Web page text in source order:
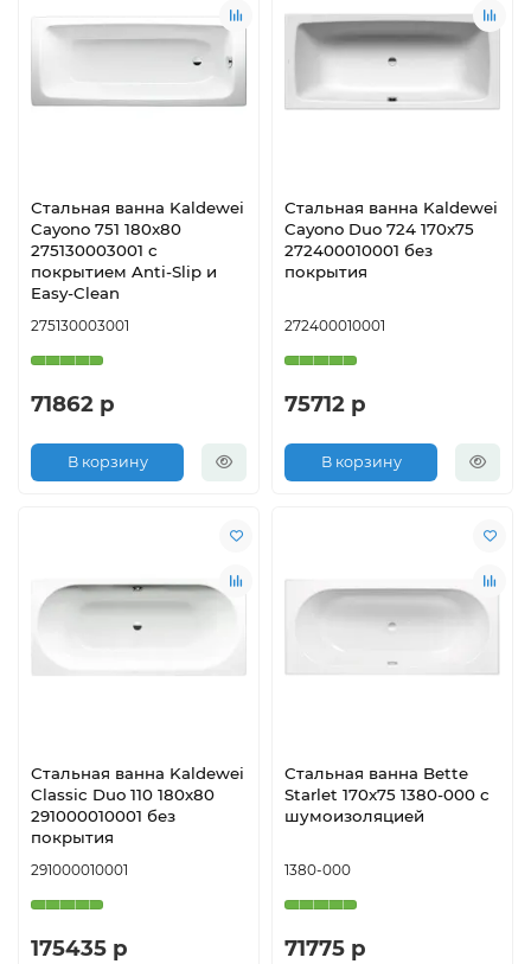
Стальная ванна Kaldewei
Cayono 751 180x80
275130003001 с
покрытием Anti-Slip и
Easy-Clean
275130003001
71862 р
В корзину
Стальная ванна Kaldewei
Cayono Duo 724 170x75
272400010001 без
покрытия
272400010001
75712 р
В корзину
Стальная ванна Kaldewei
Classic Duo 110 180х80
291000010001 без
покрытия
291000010001
175435 р
Стальная ванна Bette
Starlet 170x75 1380-000 с
шумоизоляцией
1380-000
71775 р